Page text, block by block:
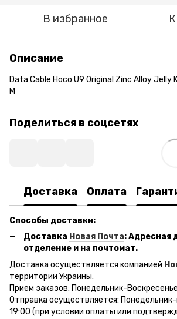
В избранное
Описание
Data Cable Hoco U9 Original Zinc Alloy Jelly
M
Поделиться в соцсетях
Доставка Оплата
Способы доставки:
Доставка Новая Почта: Адресная
отделение и на почтомат.
Доставка осуществляется компанией
территории Украины.
Прием заказов: Понедельник-
Отправка осуществляется:
19:00 (при условии оплаты или